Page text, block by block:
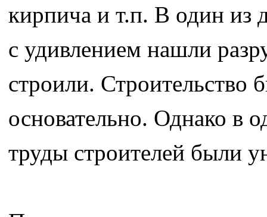
кирпича и т.п. В один из
с удивлением нашли
строили. Строительство
основательно. Однако в
труды строителей были